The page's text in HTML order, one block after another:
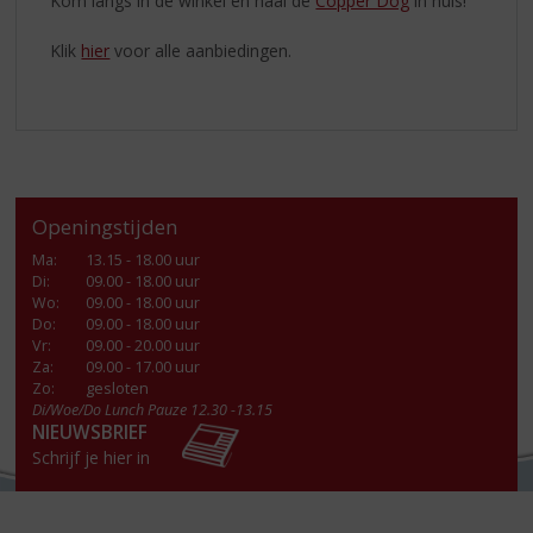
Klik hier voor alle aanbiedingen.
Openingstijden
Ma:
13.15 - 18.00 uur
Di:
09.00 - 18.00 uur
Wo:
09.00 - 18.00 uur
Do:
09.00 - 18.00 uur
Vr:
09.00 - 20.00 uur
Za:
09.00 - 17.00 uur
Zo:
gesloten
Di/Woe/Do Lunch Pauze 12.30 -13.15
NIEUWSBRIEF
Schrijf je hier in